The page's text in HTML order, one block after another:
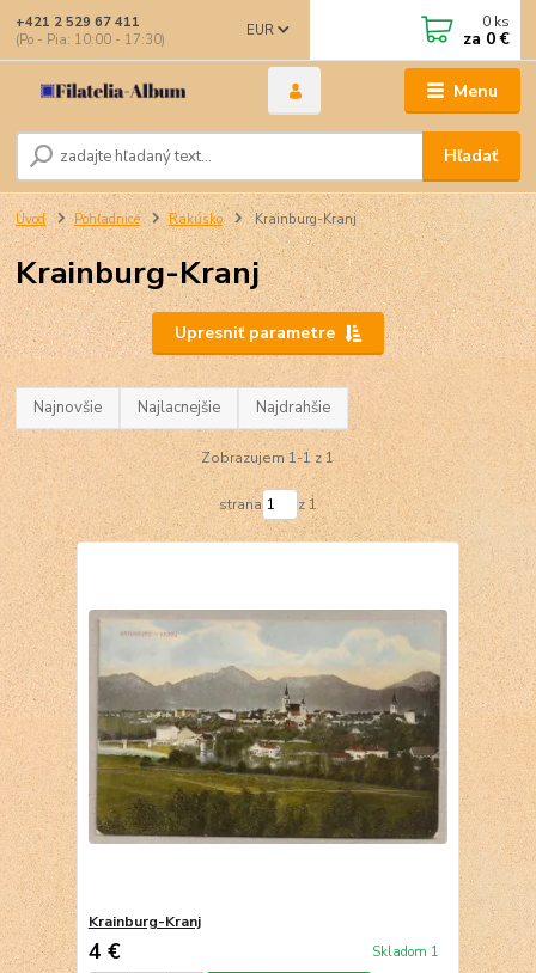
Menu
EUR
Hľadať
+421 2 529 67 411
(Po - Pia: 10:00 - 17:30)
0 ks
za 0 €
Úvod Pohľadnice Rakúsko Krainburg-Kranj
Krainburg-Kranj
Upresniť parametre
Najnovšie Najlacnejšie Najdrahšie
Zobrazujem 1-1 z 1
strana z 1
Krainburg-Kranj
4 € Skladom 1